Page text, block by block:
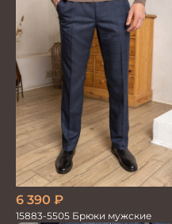
6 390 ₽
15883-5505 Брюки мужские